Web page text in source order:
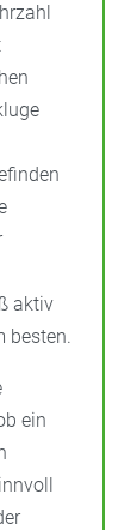
aktiv
besten.
ein